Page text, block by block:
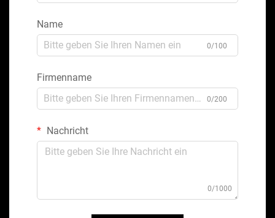
Name
0/100
Firmenname
0/200
Nachricht
0/1000